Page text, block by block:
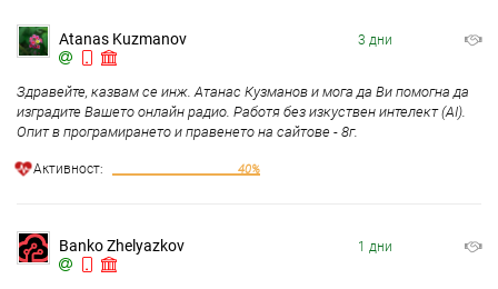
Atanas Kuzmanov
Здравейте, казвам се инж. Атанас Кузманов и мога да Ви помогна да
изградите Вашето онлайн радио. Работя без изкуствен интелект (AI).
Опит в програмирането и правенето на сайтове - 8г.
Aктивност: 40%
3 дни
Banko Zhelyazkov 1 дни